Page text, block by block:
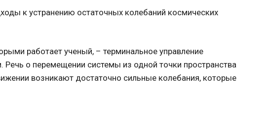
работает ученый, – терминальное управление
Речь о перемещении системы из одной точки пространства
возникают достаточно сильные колебания, которые